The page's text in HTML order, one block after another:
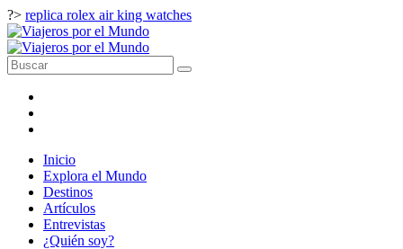
?> replica rolex air king watches
Inicio
Explora el Mundo
Destinos
Artículos
Entrevistas
¿Quién soy?